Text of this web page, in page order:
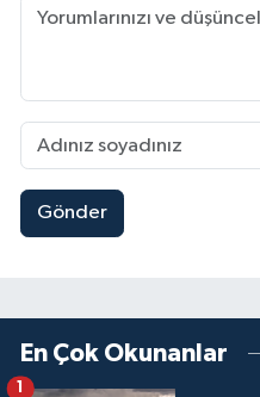
Gönder
En Çok Okunanlar
1